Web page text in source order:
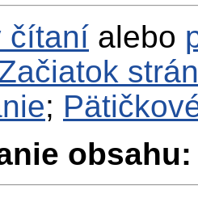
čítaní alebo
;
obsahu: